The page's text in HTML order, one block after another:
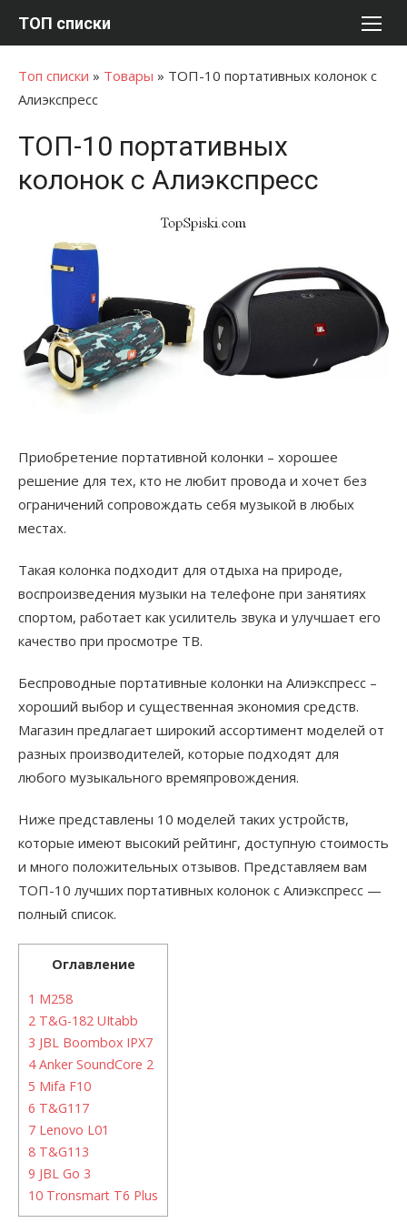
ТОП списки
Топ списки » Товары » ТОП-10 портативных колонок с
Алиэкспресс
ТОП-10 портативных
колонок с Алиэкспресс
Приобретение портативной колонки – хорошее
решение для тех, кто не любит провода и хочет без
ограничений сопровождать себя музыкой в любых
местах.
Такая колонка подходит для отдыха на природе,
воспроизведения музыки на телефоне при занятиях
спортом, работает как усилитель звука и улучшает его
качество при просмотре ТВ.
Беспроводные портативные колонки на Алиэкспресс –
хороший выбор и существенная экономия средств.
Магазин предлагает широкий ассортимент моделей от
разных производителей, которые подходят для
любого музыкального времяпровождения.
Ниже представлены 10 моделей таких устройств,
которые имеют высокий рейтинг, доступную стоимость
и много положительных отзывов. Представляем вам
ТОП-10 лучших портативных колонок с Алиэкспресс —
полный список.
Оглавление
1 M258
2 T&G-182 UItabb
3 JBL Boombox IPX7
4Anker SoundCore 2
5 Mifa F10
6 T&G117
7 Lenovo L01
8 T&G113
9 JBL Go 3
10 Tronsmart T6 Plus